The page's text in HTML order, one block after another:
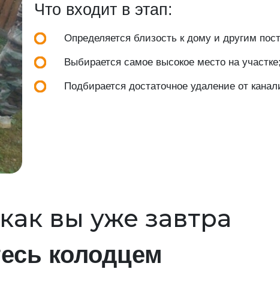
Что входит в этап:
Определяется близость к дому и другим
Выбирается самое высокое место на участке;
Подбирается достаточное удаление от
вы уже завтра
колодцем